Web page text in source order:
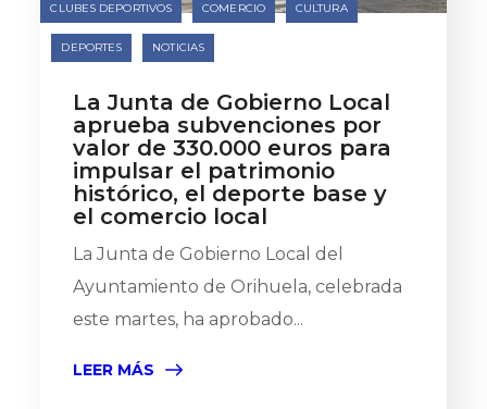
CLUBES DEPORTIVOS COMERCIO CULTURA
DEPORTES NOTICIAS
La Junta de Gobierno Local
aprueba subvenciones por
valor de 330.000 euros para
impulsar el patrimonio
histórico, el deporte base y
el comercio local
La Junta de Gobierno Local del
Ayuntamiento de Orihuela, celebrada
este martes, ha aprobado...
LEER MÁS